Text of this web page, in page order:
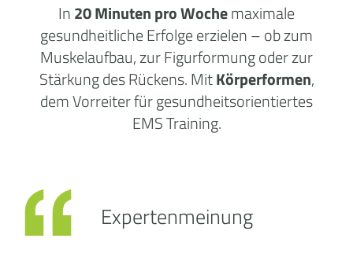
In20 Minuten pro Wochemaximale
gesundheitlicheErfolgeerzielen – ob zum
Muskelaufbau, zur Figurformung oder zur
Stärkung des Rückens. MitKörperformen,
dem Vorreiter für gesundheitsorientiertes
EMS Training.
Expertenmeinung